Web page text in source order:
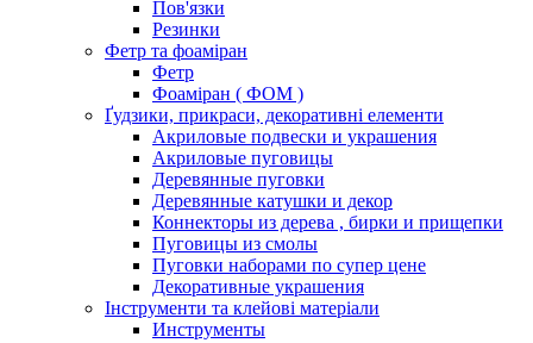
Пов'язки
Резинки
Фетр та фоаміран
Фетр
Фоаміран ( ФОМ )
Ґудзики, прикраси, декоративні елементи
Акриловые подвески и украшения
Акриловые пуговицы
Деревянные пуговки
Деревянные катушки и декор
Коннекторы из дерева , бирки и прищепки
Пуговицы из смолы
Пуговки наборами по супер цене
Декоративные украшения
Інструменти та клейові матеріали
Инструменты